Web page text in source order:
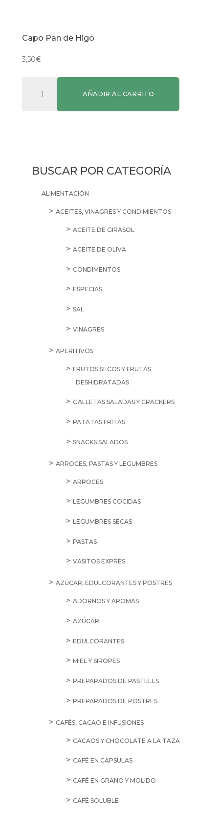
Capo Pan de Higo
3,50€
AÑADIR AL CARRITO
BUSCAR POR CATEGORÍA
ALIMENTACIÓN
ACEITES, VINAGRES Y CONDIMIENTOS
ACEITE DE GIRASOL
ACEITE DE OLIVA
CONDIMENTOS
ESPECIAS
SAL
VINAGRES
APERITIVOS
FRUTOS SECOS Y FRUTAS
DESHIDRATADAS
GALLETAS SALADAS Y CRACKERS
PATATAS FRITAS
SNACKS SALADOS
ARROCES, PASTAS Y LEGUMBRES
ARROCES
LEGUMBRES COCIDAS
LEGUMBRES SECAS
PASTAS
VASITOS EXPRÉS
AZÚCAR, EDULCORANTES Y POSTRES
ADORNOS Y AROMAS
AZÚCAR
EDULCORANTES
MIEL Y SIROPES
PREPARADOS DE PASTELES
PREPARADOS DE POSTRES
CAFÉS, CACAO E INFUSIONES
CACAOS Y CHOCOLATE A LA TAZA
CAFÉ EN CAPSULAS
CAFÉ EN GRANO Y MOLIDO
CAFÉ SOLUBLE